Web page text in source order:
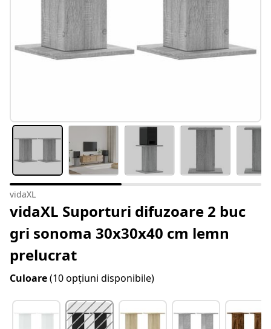
vidaXL
vidaXL Suporturi difuzoare 2 buc
gri sonoma 30x30x40 cm lemn
prelucrat
Culoare(10 opțiuni disponibile)